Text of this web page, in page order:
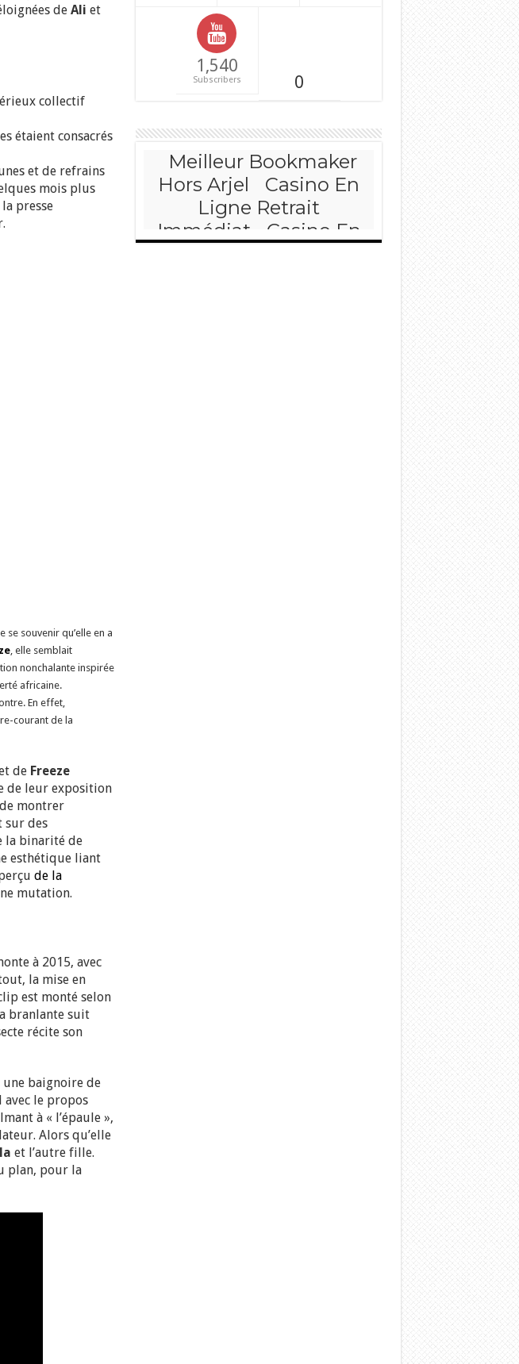
de Ali et
collectif
étaient consacrés
et de refrains
mois plus
presse
se souvenir qu’elle en a
, elle semblait
nonchalante inspirée
africaine.
En effet,
courant de la
de Freeze
de leur exposition
montrer
sur des
la binarité de
esthétique liant
de la
mutation.
à 2015, avec
la mise en
est monté selon
branlante suit
récite son
une baignoire de
avec le propos
à « l’épaule »,
Alors qu’elle
et l’autre fille.
plan, pour la
1,540
Subscribers 0